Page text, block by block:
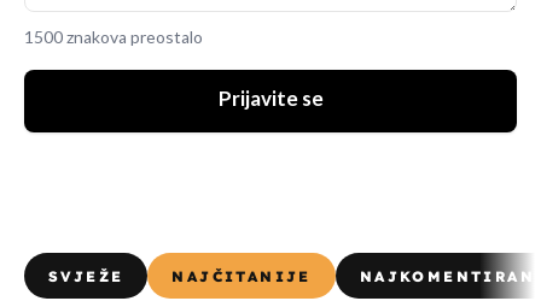
1500 znakova preostalo
Prijavite se
SVJEŽE NAJČITANIJE